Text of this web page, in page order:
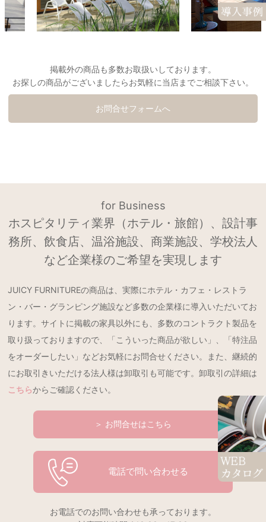
掲載外の商品も多数お取扱いしております。
お探しの商品がございましたらお気軽に当店までご相談下さい。
お問合せフォームへ
for Business
ホスピタリティ業界（ホテル・旅館）、設計事
務所、飲食店、温浴施設、商業施設、学校法人
など企業様のご希望を実現します
JUICY FURNITUREの商品は、実際にホテル・カフェ・レストラ
ン・バー・グランピング施設など多数の企業様に導入いただいてお
ります。サイトに掲載の家具以外にも、多数のコントラクト製品を
取り扱っておりますので、「こういった商品が欲しい」、「特注品
をオーダーしたい」などお気軽にお問合せください。また、継続的
にお取引きいただける法人様は卸取引も可能です。卸取引の詳細は
こちらからご確認ください。
＞ お問合せはこちら
電話で問い合わせる
お電話でのお問い合わせも承っております。